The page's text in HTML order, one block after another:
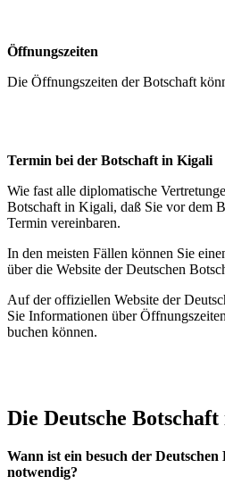
Öffnungszeiten
Die Öffnungszeiten der Botschaft
Termin bei der Botschaft in Kigali
Wie fast alle diplomatische
Botschaft in Kigali, daß Sie vor dem
Termin vereinbaren.
In den meisten Fällen können Sie
über die Website der Deutschen
Auf der offiziellen Website der
Sie Informationen über
buchen können.
Die Deutsche
Wann ist ein besuch der
notwendig?